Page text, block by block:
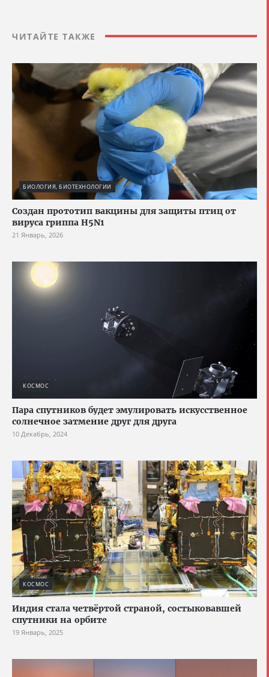
ЧИТАЙТЕ ТАКЖЕ
БИОЛОГИЯ, БИОТЕХНОЛОГИИ
Создан прототип вакцины для защиты птиц от
вируса гриппа H5N1
21 Январь, 2026
КОСМОС
Пара спутников будет эмулировать искусственное
солнечное затмение друг для друга
10 Декабрь, 2024
КОСМОС
Индия стала четвёртой страной, состыковавшей
спутники на орбите
19 Январь, 2025